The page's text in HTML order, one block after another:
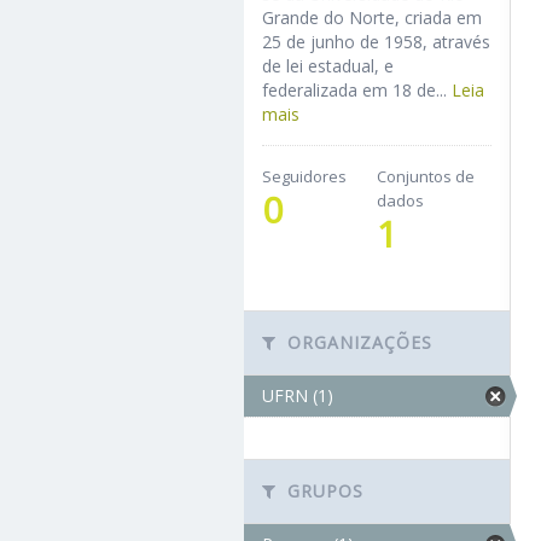
Grande do Norte, criada em
25 de junho de 1958, através
de lei estadual, e
federalizada em 18 de... Leia
mais
Seguidores
0
Conjuntos de
dados
1
ORGANIZAÇÕES
UFRN (1)
GRUPOS